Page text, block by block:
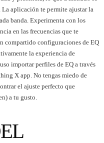
aplicación te permite ajustar la
banda. Experimenta con los
en las frecuencias que te
compartido configuraciones de EQ
la experiencia de
importar perfiles de EQ a través
X app. No tengas miedo de
el ajuste perfecto que
a tu gusto.